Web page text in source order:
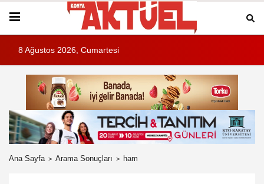
8 Ağustos 2026, Cumartesi
Ana Sayfa Arama Sonuçları ham